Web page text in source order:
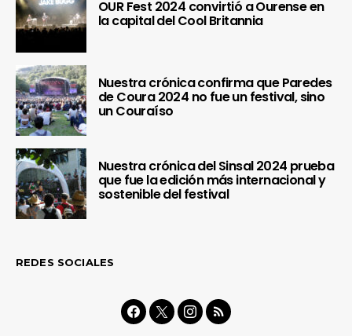
OUR Fest 2024 convirtió a Ourense en
la capital del Cool Britannia
Nuestra crónica confirma que Paredes
de Coura 2024 no fue un festival, sino
un Couraíso
Nuestra crónica del Sinsal 2024 prueba
que fue la edición más internacional y
sostenible del festival
REDES SOCIALES